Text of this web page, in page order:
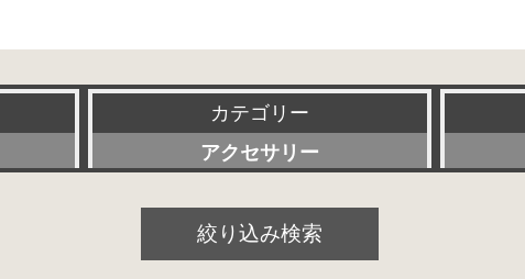
カテゴリー
アクセサリー
プリアンプ
絞り込み検索